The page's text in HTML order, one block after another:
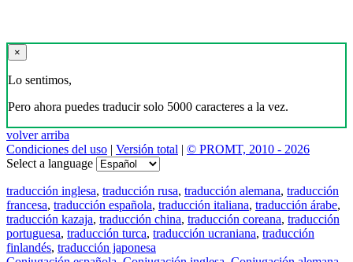
×
Lo sentimos,
Pero ahora puedes traducir solo 5000 caracteres a la vez.
volver arriba
Condiciones del uso | Versión total | © PROMT, 2010 - 2026
Select a language
traducción inglesa, traducción rusa, traducción alemana, traducción
francesa, traducción española, traducción italiana, traducción árabe,
traducción kazaja, traducción china, traducción coreana, traducción
portuguesa, traducción turca, traducción ucraniana, traducción
finlandés, traducción japonesa